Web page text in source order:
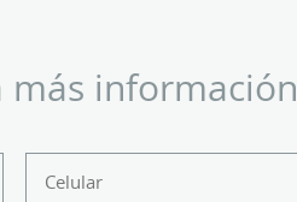
más información